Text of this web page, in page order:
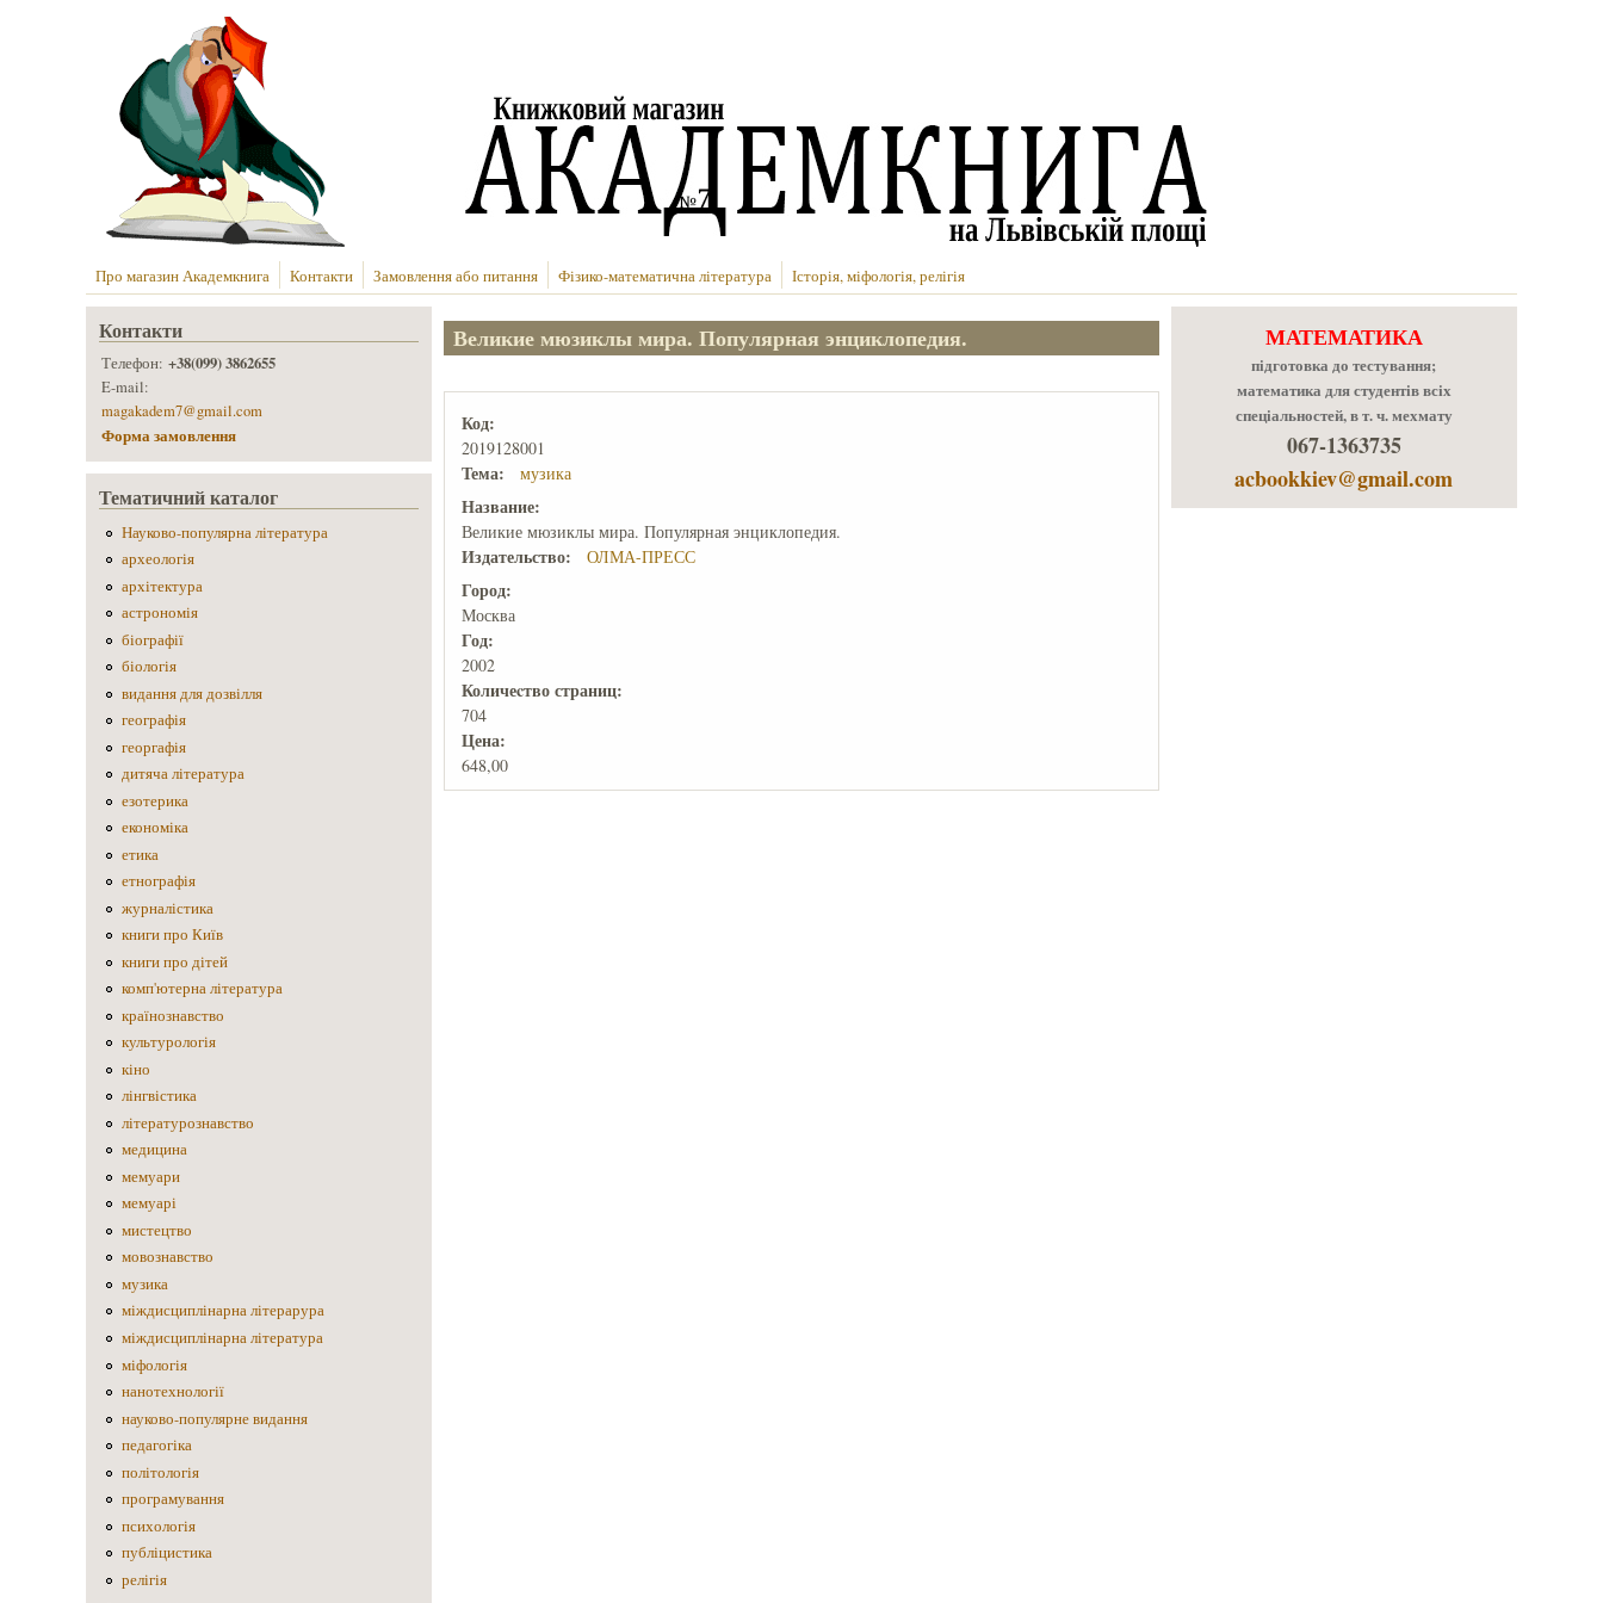
Про магазин Академкнига Контакти Замовлення або питання Фізико-математична література Історія, міфологія, релігія
Великие мюзиклы мира. Популярная энциклопедия.
Код:
2019128001
Тема: музика
Название:
Великие мюзиклы мира. Популярная энциклопедия.
Издательство: ОЛМА-ПРЕСС
Город:
Москва
Год:
2002
Количеcтво страниц:
704
Цена:
648,00
Контакти
Телефон:+38(099) 3862655
E-mail:
magakadem7@gmail.com
Форма замовлення
Тематичний каталог
Науково-популярна література
археологія
архітектура
астрономія
біографії
біологія
видання для дозвілля
географія
георгафія
дитяча література
езотерика
економіка
етика
етнографія
журналістика
книги про Київ
книги про дітей
комп'ютерна література
країнознавство
культурологія
кіно
лінгвістика
літературознавство
медицина
мемуари
мемуарі
мистецтво
мовознавство
музика
міждисциплінарна літерарура
міждисциплінарна література
міфологія
нанотехнології
науково-популярне видання
педагогіка
політологія
програмування
психологія
публіцистика
релігія
МАТЕМАТИКА
підготовка до тестування;
математика для студентів всіх
спеціальностей, в т. ч. мехмату
067-1363735
acbookkiev@gmail.com